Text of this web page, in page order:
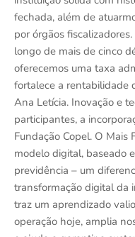
fechada, além de
por órgãos
longo de mais de cinco
oferecemos uma taxa
fortalece a rentabilidade
Ana Letícia. Inovação e
participantes, a
Fundação Copel. O Mais
modelo digital, baseado
previdência – um
transformação digital da
traz um aprendizado
operação hoje, amplia